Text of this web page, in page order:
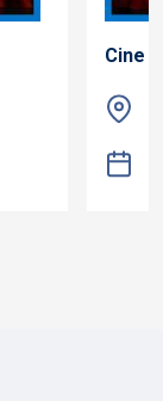
Cine